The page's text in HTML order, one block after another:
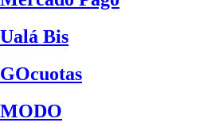
Ualá Bis
GOcuotas
MODO